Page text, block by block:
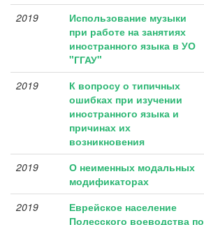
2019
Использование музыки
при работе на занятиях
иностранного языка в УО
"ГГАУ"
2019
К вопросу о типичных
ошибках при изучении
иностранного языка и
причинах их
возникновения
2019
О неименных модальных
модификаторах
2019
Еврейское население
Полесского воеводства по